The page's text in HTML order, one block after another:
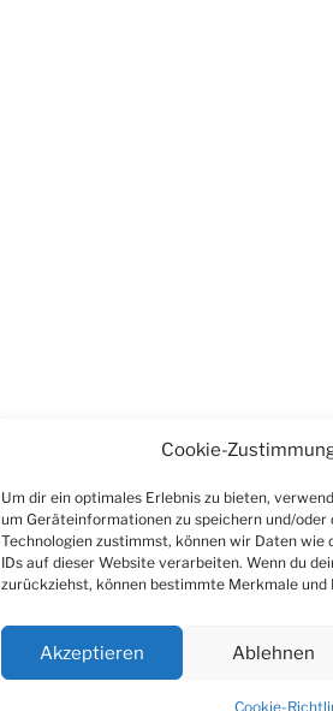
Cookie-
Um dir ein optimales Erlebnis zu bieten,
um Geräteinformationen zu speichern und/oder
Technologien zustimmst, können wir Daten
IDs auf dieser Website verarbeiten. Wenn du
zurückziehst, können bestimmte Merkmale
Akzeptieren Ablehnen
Cookie-